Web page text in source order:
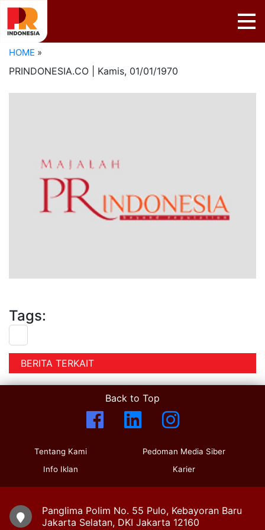
HOME »
PRINDONESIA.CO | Kamis, 01/01/1970
Tags:
BERITA TERKAIT
Back to Top
Tentang Kami
Info Iklan
Pedoman Media Siber
Karier
Panglima Polim No. 55 Pulo, Kebayoran Baru
Jakarta Selatan, DKI Jakarta 12160